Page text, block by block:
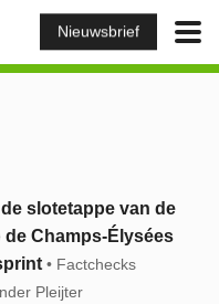
Nieuwsbrief
slotetappe van de
Champs-Élysées
Factchecks
Pleijter